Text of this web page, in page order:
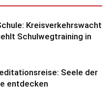
Kreisverkehrswacht
Schulwegtraining in
Seele der
entdecken